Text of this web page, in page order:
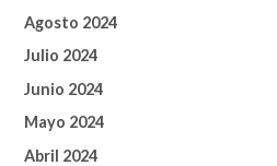
Agosto 2024
Julio 2024
Junio 2024
Mayo 2024
Abril 2024